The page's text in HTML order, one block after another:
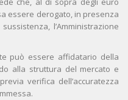
essere derogato, in presenza
l’Amministrazione
può essere affidatario della
alla struttura del mercato e
verifica dell’accuratezza